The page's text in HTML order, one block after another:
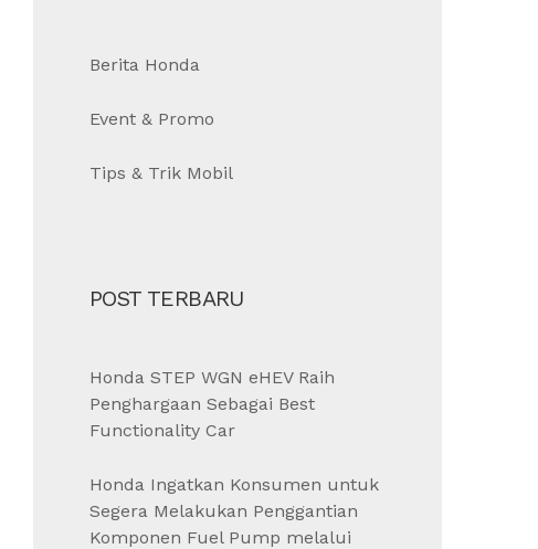
Berita Honda
Event & Promo
Tips & Trik Mobil
POST TERBARU
Honda STEP WGN eHEV Raih
Penghargaan Sebagai Best
Functionality Car
Honda Ingatkan Konsumen untuk
Segera Melakukan Penggantian
Komponen Fuel Pump melalui